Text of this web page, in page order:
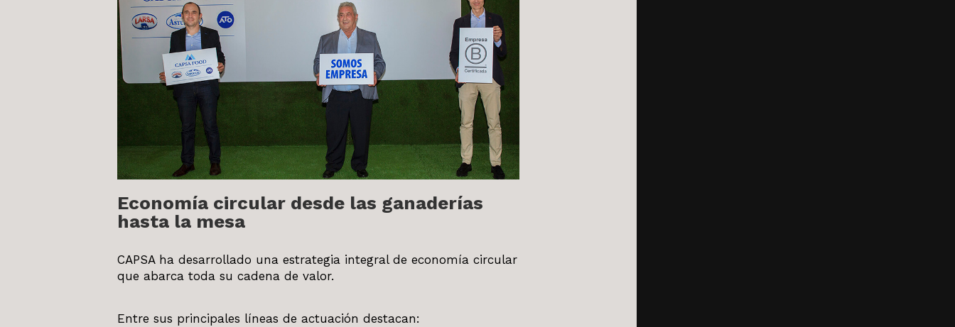
Economía circular desde las ganaderías
hasta la mesa
CAPSA ha desarrollado una estrategia integral de economía circular
que abarca toda su cadena de valor.
Entre sus principales líneas de actuación destacan: